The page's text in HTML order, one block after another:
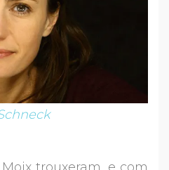
trouxeram, e com